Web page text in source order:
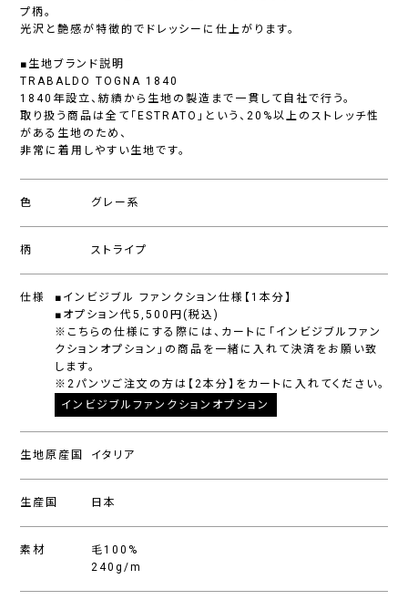
プ柄。
光沢と艶感が特徴的でドレッシーに仕上がります。
■生地ブランド説明
TRABALDO TOGNA 1840
1840年設立、紡績から生地の製造まで一貫して自社で行う。
取り扱う商品は全て「ESTRATO」という、20%以上のストレッチ性
がある生地のため、
非常に着用しやすい生地です。
色 グレー系
柄 ストライプ
仕様
■インビジブル ファンクション仕様【1本分】
■オプション代5,500円(税込)
※こちらの仕様にする際には、カートに「インビジブルファン
クションオプション」の商品を一緒に入れて決済をお願い致
します。
※2パンツご注文の方は【2本分】をカートに入れてください。
インビジブルファンクションオプション
生地原産国 イタリア
生産国 日本
素材
毛100%
240g/m